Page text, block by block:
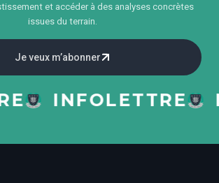
et accéder à des analyses concrètes
issues du terrain.
Je veux m’abonner
INFOLETTRE